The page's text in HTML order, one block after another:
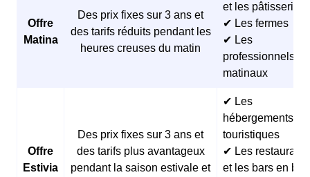
Offre
Matina
Des prix fixes sur 3 ans et
des tarifs réduits pendant les
heures creuses du matin
et les pâtisseries
✔ Les fermes
✔ Les
professionnels
matinaux
Offre
Estivia
Des prix fixes sur 3 ans et
des tarifs plus avantageux
pendant la saison estivale et
✔ Les
hébergements
touristiques
✔ Les restaurants
et les bars en